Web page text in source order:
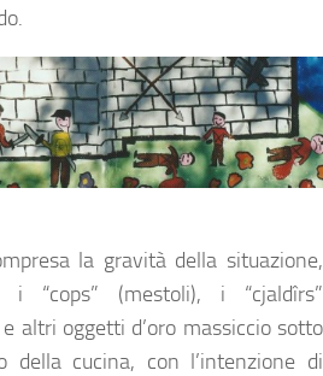
la gravità della situazione,
i “cops” (mestoli), i “cjaldîrs”
altri oggetti d’oro massiccio sotto
della cucina, con l’intenzione di